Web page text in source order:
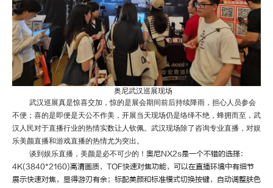
奥尼武汉巡展现场
武汉巡展真是惊喜交加，惊的是展会期间前后持续降雨，担心人员参会
不便；喜的是即便是天公不作美 ，开展当天现场仍是络绎不绝，蜂拥而至，武
汉人民对于直播行业的热情实数让人钦佩。武汉现场除了咨询专业直播，对娱
乐美颜直播和游戏直播的热情尤为突出。
谈到娱乐直播，美颜是必不可少的！ 奥尼NX2s是一个不错的选择：
4K(3840*2160)高清画质，TOF快速对焦功能，可以在直播环境中有细节
展示快速对焦，显得游刃有余；标配美颜和标准模式切换按键，自动调整肤色